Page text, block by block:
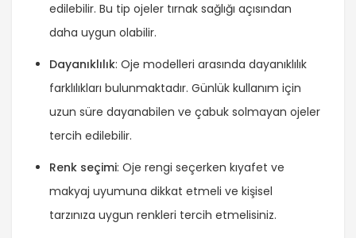
edilebilir. Bu tip ojeler tırnak sağlığı açısından
daha uygun olabilir.
Dayanıklılık: Oje modelleri arasında dayanıklılık
farklılıkları bulunmaktadır. Günlük kullanım için
uzun süre dayanabilen ve çabuk solmayan ojeler
tercih edilebilir.
Renk seçimi: Oje rengi seçerken kıyafet ve
makyaj uyumuna dikkat etmeli ve kişisel
tarzınıza uygun renkleri tercih etmelisiniz.